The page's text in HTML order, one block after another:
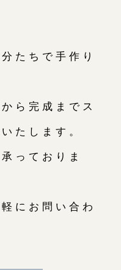
たちで手作り
ら完成までス
たします。
っておりま
にお問い合わ